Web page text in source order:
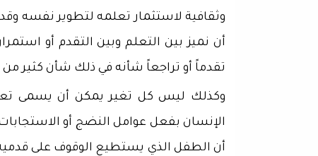
وثقافية لاستثمار تعلمه لتطوير نفسه
أن نميز بين التعلم وبين التقدم أو
تقدماً أو تراجعاً شأنه في ذلك شأن كثير من
وكذلك ليس كل تغير يمكن أن يسمى
الإنسان بفعل عوامل النضج أو
أن الطفل الذي يستطيع الوقوف على